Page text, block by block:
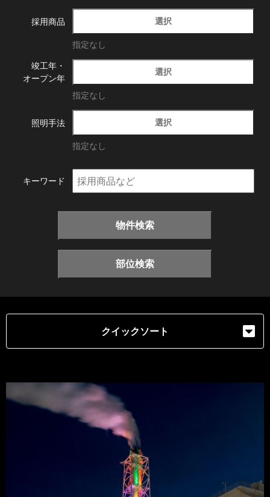
採用商品 選択
指定なし
竣工年・
オープン年
選択
指定なし
照明手法 選択
指定なし
キーワード
物件検索
部位検索
クイックソート